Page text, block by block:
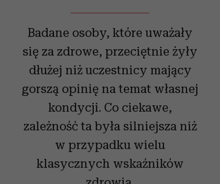
Badane osoby, które uważały
się za zdrowe, przeciętnie żyły
dłużej niż uczestnicy mający
gorszą opinię na temat własnej
kondycji. Co ciekawe,
zależność ta była silniejsza niż
w przypadku wielu
klasycznych wskaźników